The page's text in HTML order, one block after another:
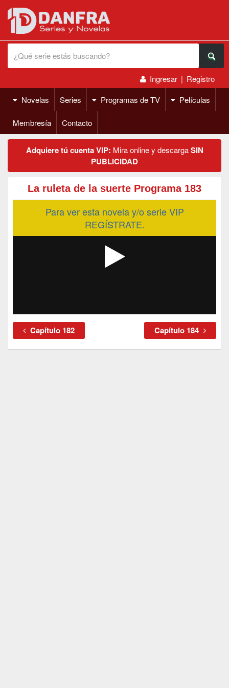
Ingresar | Registro
Novelas
Series Programas de TV Películas
Membresía Contacto
Adquiere tú cuenta VIP: Mira online y descargaSIN
PUBLICIDAD
La ruleta de la suerte Programa 183
Para ver esta novela y/o serie VIP
REGÍSTRATE.
Capítulo 182 Capítulo 184